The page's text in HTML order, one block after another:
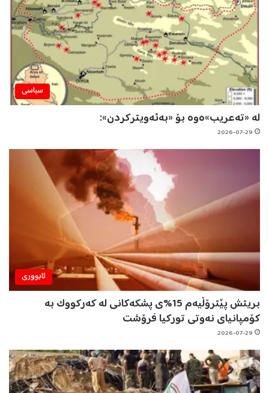
سیاسی
لە «تەعریب»ەوە بۆ «بەئەویترکردن»:
2026-07-29
ئابووری
بریتش پێترۆڵیەم 15%ی پشکەکانی لە کەرکووک بە
کۆمپانیای نەوتی تورکیا فرۆشت
2026-07-29